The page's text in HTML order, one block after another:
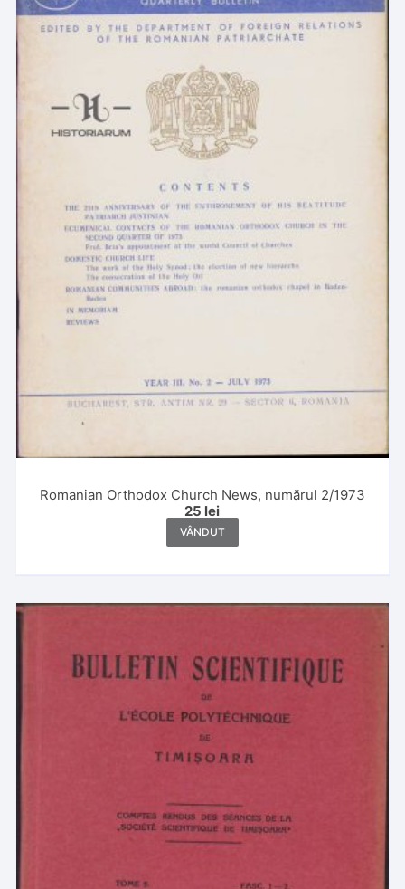
Romanian Orthodox Church News, numărul 2/1973
25 lei
VÂNDUT